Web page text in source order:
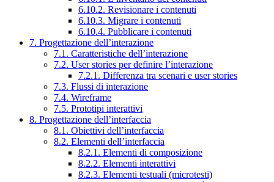
6.10.2. Revisionare i contenuti
6.10.3. Migrare i contenuti
6.10.4. Pubblicare i contenuti
7. Progettazione dell’interazione
7.1. Caratteristiche dell’interazione
7.2. User stories per definire l’interazione
7.2.1. Differenza tra scenari e user stories
7.3. Flussi di interazione
7.4. Wireframe
7.5. Prototipi interattivi
8. Progettazione dell’interfaccia
8.1. Obiettivi dell’interfaccia
8.2. Elementi dell’interfaccia
8.2.1. Elementi di composizione
8.2.2. Elementi interattivi
8.2.3. Elementi testuali (microtesti)